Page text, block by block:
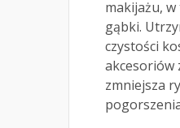
makijażu,
gąbki.
czystości
akcesoriów
zmniejsza